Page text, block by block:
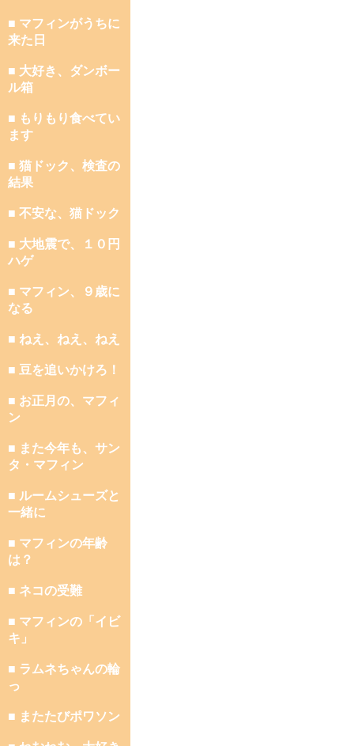
■ マフィンがうちに
来た日
■ 大好き、ダンボー
ル箱
■ もりもり食べてい
ます
■ 猫ドック、検査の
結果
■ 不安な、猫ドック
■ 大地震で、１０円
ハゲ
■ マフィン、９歳に
なる
■ ねえ、ねえ、ねえ
■ 豆を追いかけろ！
■ お正月の、マフィ
ン
■ また今年も、サン
タ・マフィン
■ ルームシューズと
一緒に
■ マフィンの年齢
は？
■ ネコの受難
■ マフィンの「イビ
キ」
■ ラムネちゃんの輪
っ
■ またたびポワソン